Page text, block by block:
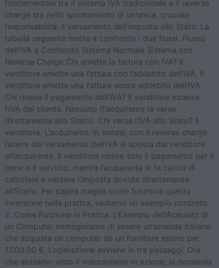
fondamentale tra il sistema IVA tradizionale e il reverse
charge sta nello spostamento di un’unica, cruciale
responsabilità: il versamento dell’imposta allo Stato. La
tabella seguente mette a confronto i due flussi. Flusso
dell’IVA a Confronto Sistema Normale Sistema con
Reverse Charge Chi emette la fattura con IVA? Il
venditore emette una fattura con l’addebito dell’IVA. Il
venditore emette una fattura senza addebito dell’IVA.
Chi riceve il pagamento dell’IVA? Il venditore incassa
l’IVA dal cliente. Nessuno (l’acquirente la versa
direttamente allo Stato). Chi versa l’IVA allo Stato? Il
venditore. L’acquirente. In sintesi, con il reverse charge
l’onere del versamento dell’IVA si sposta dal venditore
all’acquirente. Il venditore riceve solo il pagamento per il
bene o il servizio, mentre l’acquirente si fa carico di
calcolare e versare l’imposta dovuta direttamente
all’Erario. Per capire meglio come funziona questa
inversione nella pratica, vediamo un esempio concreto.
2. Come Funziona in Pratica: L’Esempio dell’Acquisto di
un Computer Immaginiamo di essere un’azienda italiana
che acquista un computer da un fornitore estero per
1.000,00 €. L’operazione avviene in tre passaggi. Ora
che abbiamo visto il meccanismo in azione, la domanda